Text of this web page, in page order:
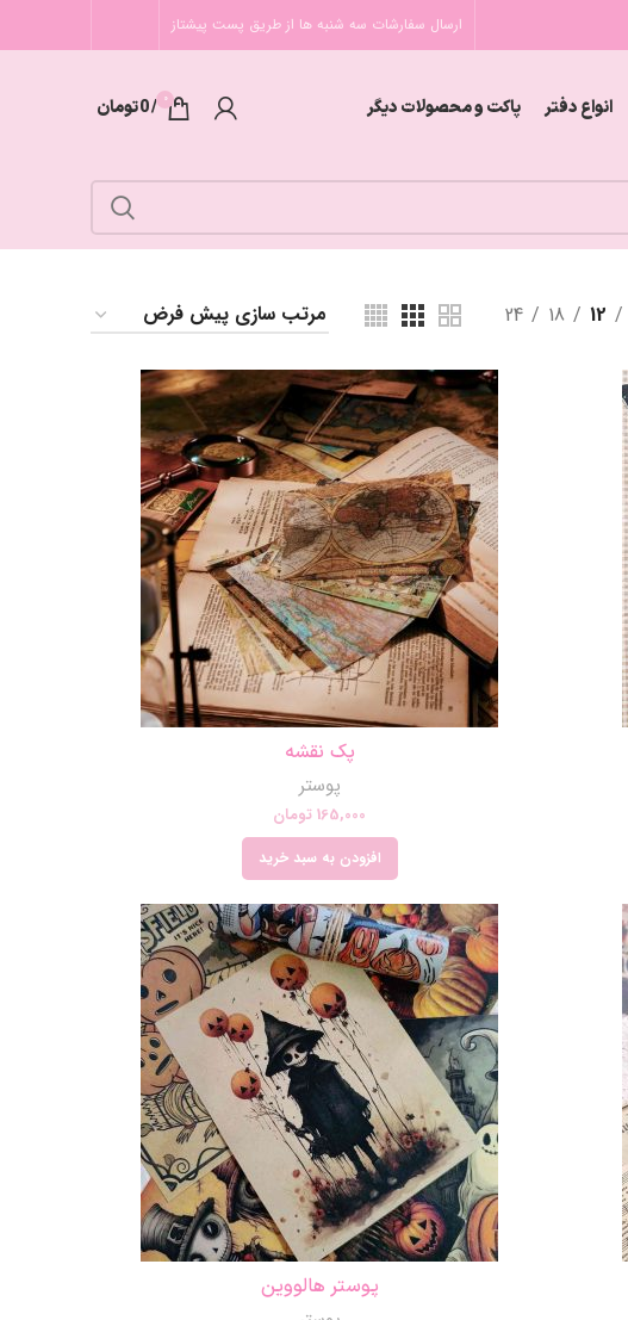
ارسال سفارشات سه شنبه ها از طریق پست پیشتاز
انواع دفتر پاکت و محصولات دیگر 0
/
0تومان
12
18
24
پک نقشه
پوستر
165,000تومان
افزودن به سبد خرید
پوستر هالووین